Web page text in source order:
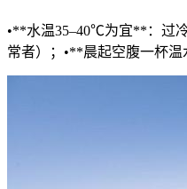
•**水温35–40℃为宜**：过
常者）；•**晨起空腹一杯